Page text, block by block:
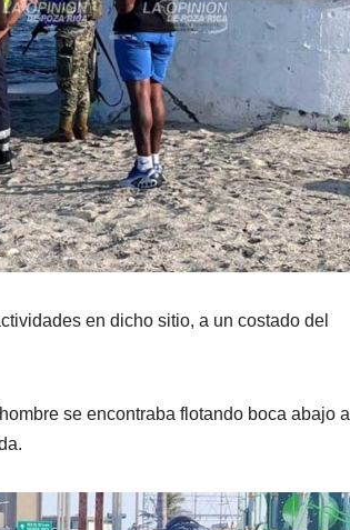
en dicho sitio, a un costado del
se encontraba flotando boca abajo a